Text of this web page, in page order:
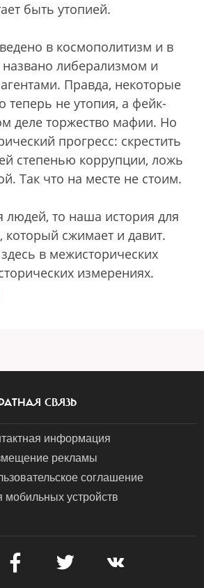
быть утопией.
в космополитизм и в
либерализмом и
Правда, некоторые
теперь не утопия, а фейк-
деле торжество мафии. Но
прогресс: скрестить
степенью коррупции, ложь
Так что на месте не стоим.
людей, то наша история для
сжимает и давит.
в межисторических
измерениях.
СВЯЗЬ
информация
рекламы
соглашение
мобильных устройств